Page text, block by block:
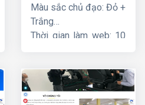
Màu sắc chủ đạo: Đỏ +
Trắng
Thời gian làm web: 10